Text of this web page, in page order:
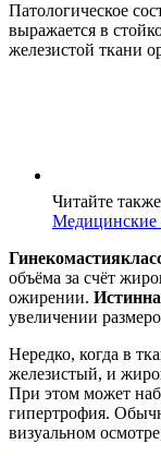
Патологическое
выражается в
железистой ткани
Читайте
Медицинские
Гинекомастия
объёма за счёт
ожирении.
увеличении
Нередко, когда в
железистый, и
При этом может
гипертрофия.
визуальном